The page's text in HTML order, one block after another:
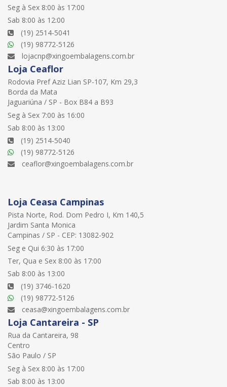
Seg à Sex 8:00 às 17:00
Sab 8:00 às 12:00
(19) 2514-5041
(19) 98772-5126
lojacnp@xingoembalagens.com.br
Loja Ceaflor
Rodovia Pref Aziz Lian SP-107, Km 29,3
Borda da Mata
Jaguariúna / SP - Box B84 a B93
Seg à Sex 7:00 às 16:00
Sab 8:00 às 13:00
(19) 2514-5040
(19) 98772-5126
ceaflor@xingoembalagens.com.br
Loja Ceasa Campinas
Pista Norte, Rod. Dom Pedro I, Km 140,5
Jardim Santa Monica
Campinas / SP - CEP: 13082-902
Seg e Qui 6:30 às 17:00
Ter, Qua e Sex 8:00 às 17:00
Sab 8:00 às 13:00
(19) 3746-1620
(19) 98772-5126
ceasa@xingoembalagens.com.br
Loja Cantareira - SP
Rua da Cantareira, 98
Centro
São Paulo / SP
Seg à Sex 8:00 às 17:00
Sab 8:00 às 13:00